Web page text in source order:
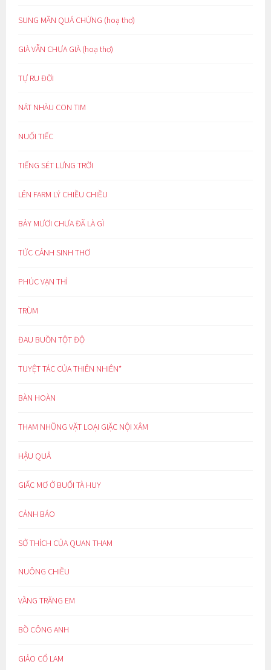
SUNG MÃN QUÁ CHỪNG (hoạ thơ)
GIÀ VẪN CHƯA GIÀ (hoạ thơ)
TỰ RU ĐỜI
NÁT NHÀU CON TIM
NUỐI TIẾC
TIẾNG SÉT LƯNG TRỜI
LÊN FARM LÝ CHIỀU CHIỀU
BẢY MƯƠI CHƯA ĐÃ LÀ GÌ
TỨC CẢNH SINH THƠ
PHÚC VẠN THÌ
TRÙM
ĐAU BUỒN TỘT ĐỘ
TUYỆT TÁC CỦA THIÊN NHIÊN*
BÀN HOÀN
THAM NHŨNG VẶT LOẠI GIẶC NỘI XÂM
HẬU QUẢ
GIẤC MƠ Ở BUỔI TÀ HUY
CẢNH BÁO
SỞ THÍCH CỦA QUAN THAM
NUÔNG CHIỀU
VẦNG TRĂNG EM
BỒ CÔNG ANH
GIẢO CỔ LAM